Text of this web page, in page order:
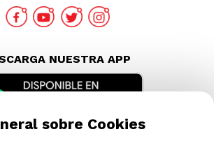
NUESTRA APP
sobre Cookies